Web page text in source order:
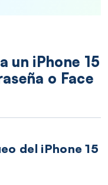
un iPhone 15
o Face
del iPhone 15